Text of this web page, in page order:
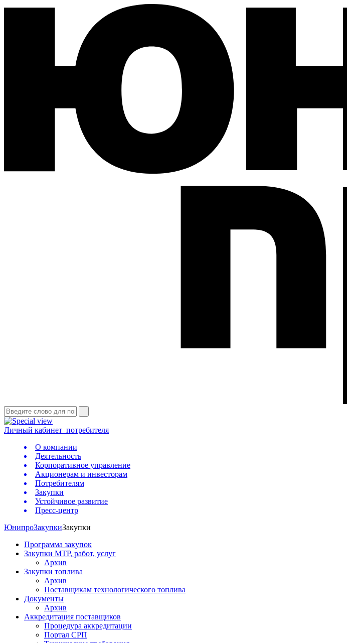
Личный кабинет потребителя
О компании
Деятельность
Корпоративное управление
Акционерам и инвесторам
Потребителям
Закупки
Устойчивое развитие
Пресс-центр
ЮнипроЗакупкиЗакупки
Программа закупок
Закупки МТР, работ, услуг
Архив
Закупки топлива
Архив
Поставщикам технологического топлива
Документы
Архив
Аккредитация поставщиков
Процедура аккредитации
Портал СРП